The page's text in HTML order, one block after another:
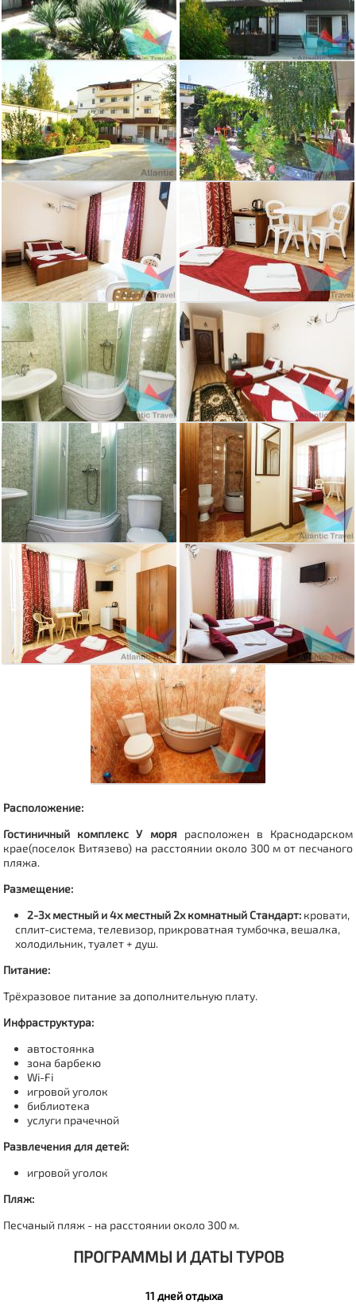
Расположение:
Гостиничный комплекс У моря расположен в Краснодарском
крае(поселок Витязево) на расстоянии около 300 м от песчаного
пляжа.
Размещение:
2-3х местный и 4х местный 2х комнатный Стандарт: кровати,
сплит-система, телевизор, прикроватная тумбочка, вешалка,
холодильник, туалет + душ.
Питание:
Трёхразовое питание за дополнительную плату.
Инфраструктура:
автостоянка
зона барбекю
Wi-Fi
игровой уголок
библиотека
услуги прачечной
Развлечения для детей:
игровой уголок
Пляж:
Песчаный пляж - на расстоянии около 300 м.
ПРОГРАММЫ И ДАТЫ ТУРОВ
11 дней отдыха